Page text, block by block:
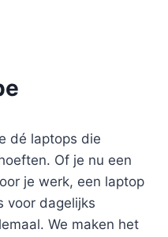
dé laptops die
Of je nu een
je werk, een laptop
voor dagelijks
We maken het